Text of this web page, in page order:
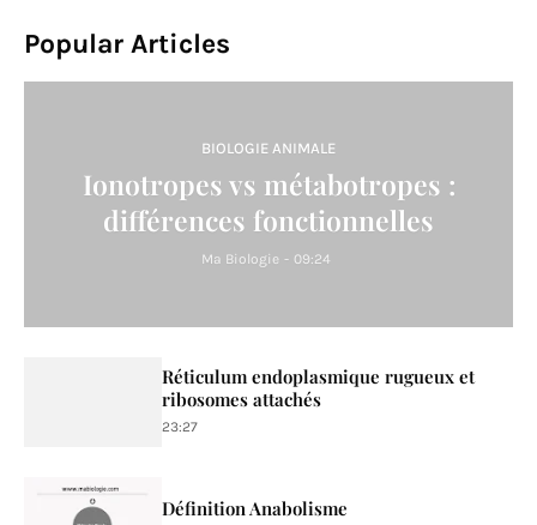
Popular Articles
BIOLOGIE ANIMALE
Ionotropes vs métabotropes :
différences fonctionnelles
Ma Biologie - 09:24
Réticulum endoplasmique rugueux et
ribosomes attachés
23:27
Définition Anabolisme